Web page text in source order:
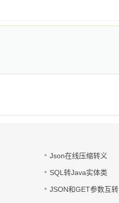
Json在线压缩转义
SQL转Java实体类
JSON和GET参数互转